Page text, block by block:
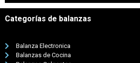
Categorías de balanzas
Balanza Electronica
Balanzas de Cocina